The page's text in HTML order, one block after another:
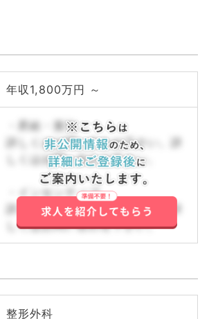
年収1,800万円 ～
・昇給・賞与
詳しくはお問い合わせ下さい。詳
しくはお問い合わせ下さい。
・インセンティブ
詳しくはお問い合わせ下さい。詳
しくはお問い合わせ下さい。
整形外科